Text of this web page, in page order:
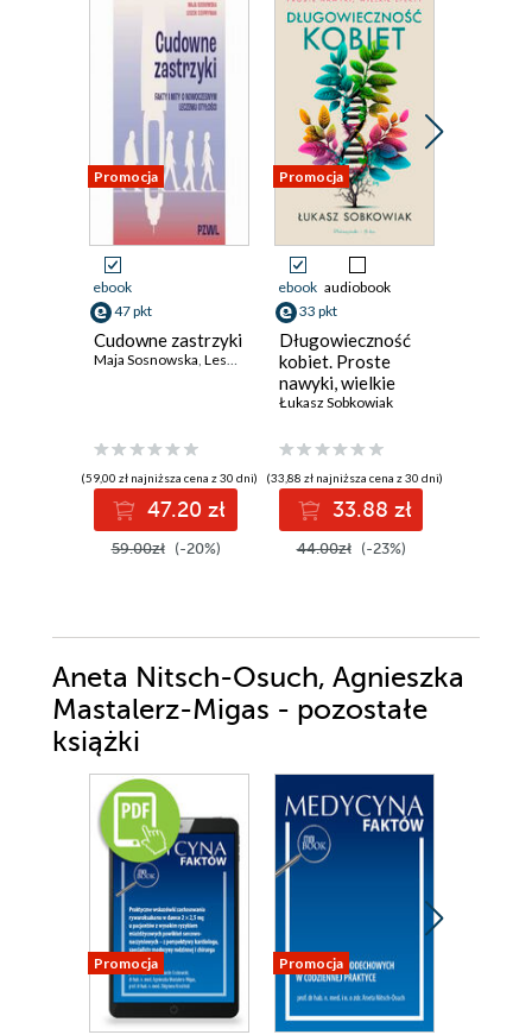
Promocja
ebook
47 pkt
Cudowne zastrzyki
Maja Sosnowska, Leszek Czupryniak
(59,00 zł najniższa cena z 30 dni)
47.20 zł
59.00zł (-20%)
Promocja
ebook audiobook
33 pkt
Długowieczność
kobiet. Proste
nawyki, wielkie
efekty
Łukasz Sobkowiak
(33,88 zł najniższa cena z 30 dni)
33.88 zł
44.00zł (-23%)
Aneta Nitsch-Osuch, Agnieszka
Mastalerz-Migas - pozostałe
książki
Promocja Promocja